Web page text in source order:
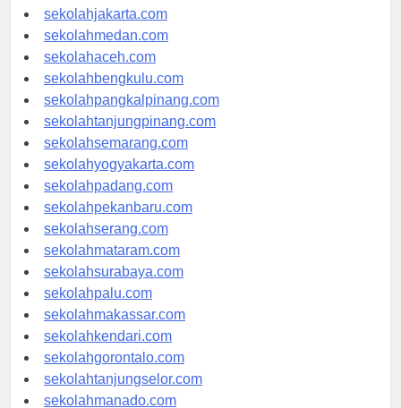
sekolahdenpasar.com
sekolahjakarta.com
sekolahmedan.com
sekolahaceh.com
sekolahbengkulu.com
sekolahpangkalpinang.com
sekolahtanjungpinang.com
sekolahsemarang.com
sekolahyogyakarta.com
sekolahpadang.com
sekolahpekanbaru.com
sekolahserang.com
sekolahmataram.com
sekolahsurabaya.com
sekolahpalu.com
sekolahmakassar.com
sekolahkendari.com
sekolahgorontalo.com
sekolahtanjungselor.com